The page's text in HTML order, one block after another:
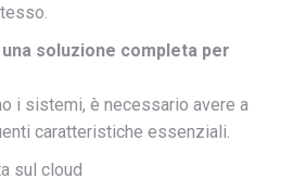
soluzione completa per
i sistemi, è necessario avere a
caratteristiche essenziali.
sul cloud